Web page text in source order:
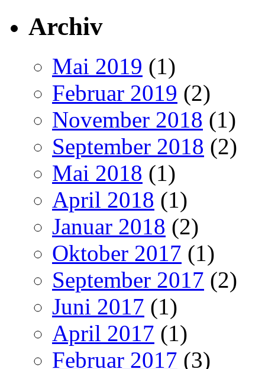
Archiv
Mai 2019 (1)
Februar 2019 (2)
November 2018 (1)
September 2018 (2)
Mai 2018 (1)
April 2018 (1)
Januar 2018 (2)
Oktober 2017 (1)
September 2017 (2)
Juni 2017 (1)
April 2017 (1)
Februar 2017 (3)